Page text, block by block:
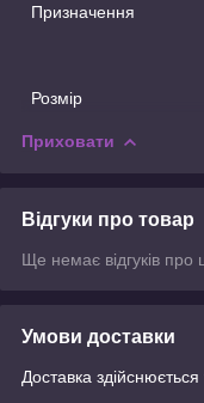
Призначення
Розмір
Приховати
Відгуки про товар
Ще немає відгуків про
Умови доставки
Доставка здійснюється